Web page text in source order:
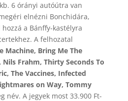
6 órányi autóútra van
elnézni Bonchidára,
a Bánffy-kastélyra
A felhozatal
Machine, Bring Me The
Frahm, Thirty Seconds To
The Vaccines, Infected
on Way, Tommy
név. A jegyek most 33.900 Ft-